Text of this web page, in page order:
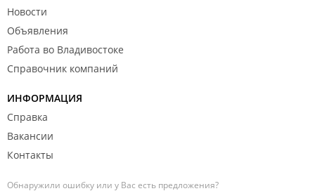
Новости
Объявления
Работа во Владивостоке
Справочник компаний
ИНФОРМАЦИЯ
Справка
Вакансии
Контакты
Обнаружили ошибку или у Вас есть предложения?